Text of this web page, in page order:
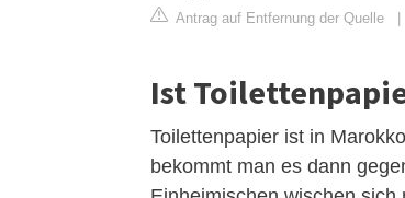
Antrag auf Entfernung der Quelle |
Ist
Toilettenpapier ist in
bekommt man es dann